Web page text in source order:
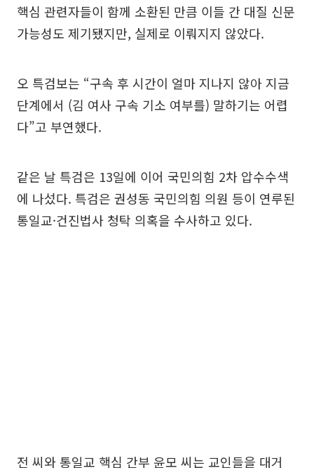
핵심 관련자들이 함께 소환된 만큼 이들 간 대질 신문
가능성도 제기됐지만, 실제로 이뤄지지 않았다.
오 특검보는 “구속 후 시간이 얼마 지나지 않아 지금
단계에서 (김 여사 구속 기소 여부를) 말하기는 어렵
다”고 부연했다.
같은 날 특검은 13일에 이어 국민의힘 2차 압수수색
에 나섰다. 특검은 권성동 국민의힘 의원 등이 연루된
통일교·건진법사 청탁 의혹을 수사하고 있다.
전 씨와 통일교 핵심 간부 윤모 씨는 교인들을 대거